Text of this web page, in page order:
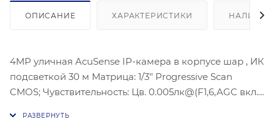
ОПИСАНИЕ ХАРАКТЕРИСТИКИ НАЛИЧИЕ
4MP уличная AcuSense IP-камера в корпусе шар , ИК
подсветкой 30 м Матрица: 1/3’’ Progressive Scan
CMOS; Чувствительность: Цв. 0.005лк@(F1,6,AGC вкл.),